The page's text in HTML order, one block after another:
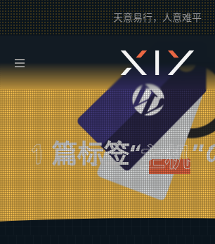
天意易行，人意难平
2BROEAR の 主机 Tag
1篇标签“主机”